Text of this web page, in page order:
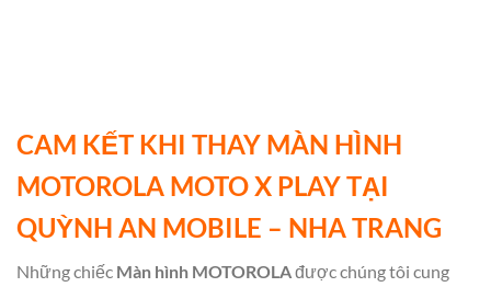
CAM KẾT KHI THAY MÀN HÌNH
MOTOROLA MOTO X PLAYTẠI
QUỲNH AN MOBILE – NHA TRANG
Những chiếc Màn hình MOTOROLAđược chúng tôi cung